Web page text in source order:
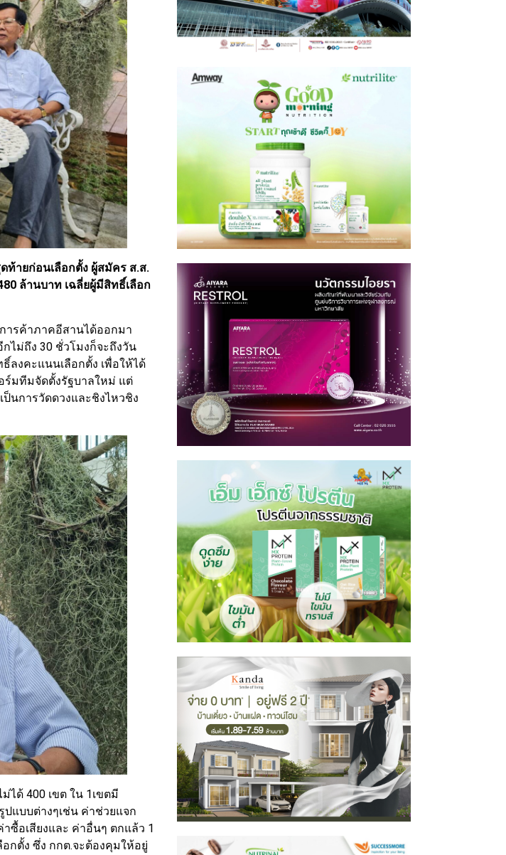
ายก่อนเลือกตั้ง ผู้สมัคร ส.ส.
ล้านบาท เฉลี่ยผู้มีสิทธิ์เลือก
ารค้าภาคอีสานได้ออกมา
กไม่ถึง 30 ชั่วโมงก็จะถึงวัน
ลงคะแนนเลือกตั้ง เพื่อให้ได้
ร์มทีมจัดตั้งรัฐบาลใหม่ แต่
นการวัดดวงและชิงไหวชิง
ได้ 400 เขต ใน 1เขตมี
แบบต่างๆเช่น ค่าช่วยแจก
ซื้อเสียงและ ค่าอื่นๆ ตกแล้ว 1
กตั้ง ซึ่ง กกต.จะต้องคุมให้อยู่